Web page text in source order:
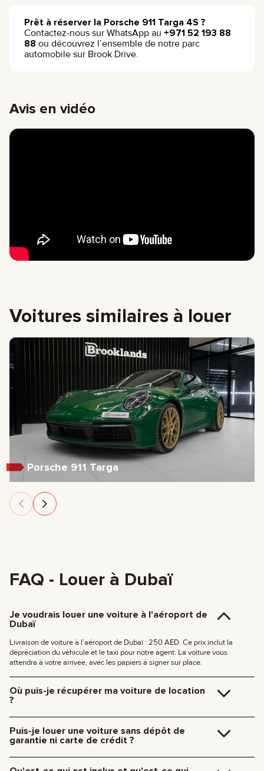
Prêt à réserver la Porsche 911 Targa 4S ?
Contactez-nous sur WhatsApp au +971 52 193 88
88 ou découvrez l’ensemble de notre parc
automobile sur Brook Drive.
Avis en vidéo
Voitures similaires à louer
Porsche 911 Targa
FAQ - Louer à Dubaï
Je voudrais louer une voiture à l'aéroport de
Dubaï
Livraison de voiture à l’aéroport de Dubaï : 250 AED. Ce prix inclut la
dépréciation du véhicule et le taxi pour notre agent. La voiture vous
attendra à votre arrivée, avec les papiers à signer sur place.
Où puis-je récupérer ma voiture de location
?
vous faire livrer à votre hôtel ou à l’aéroport de Dubaï. Notre équipe vous
retrouve à l’endroit de votre choix et s’occupe de toutes les formalités sur
Puis-je louer une voiture sans dépôt de
garantie ni carte de crédit ?